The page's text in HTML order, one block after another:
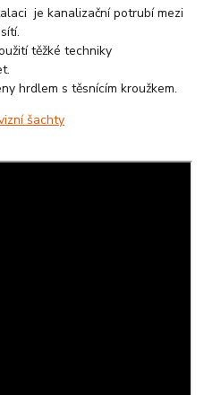
je kanalizační potrubí mezi
těžké techniky
hrdlem s těsnícím kroužkem.
šachty